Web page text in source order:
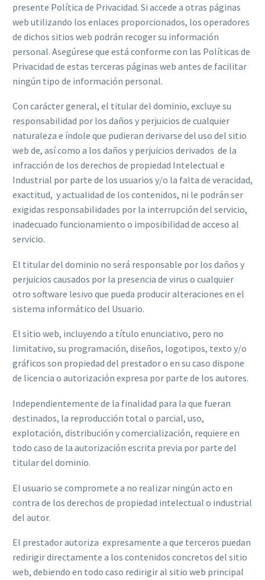
presente Política de Privacidad. Si accede a otras páginas
web utilizando los enlaces proporcionados, los operadores
de dichos sitios web podrán recoger su información
personal. Asegúrese que está conforme con las Políticas de
Privacidad de estas terceras páginas web antes de facilitar
ningún tipo de información personal.
Con carácter general, el titular del dominio, excluye su
responsabilidad por los daños y perjuicios de cualquier
naturaleza e índole que pudieran derivarse del uso del sitio
web de, así como a los daños y perjuicios derivados de la
infracción de los derechos de propiedad Intelectual e
Industrial por parte de los usuarios y/o la falta de veracidad,
exactitud, y actualidad de los contenidos, ni le podrán ser
exigidas responsabilidades por la interrupción del servicio,
inadecuado funcionamiento o imposibilidad de acceso al
servicio.
El titular del dominio no será responsable por los daños y
perjuicios causados por la presencia de virus o cualquier
otro software lesivo que pueda producir alteraciones en el
sistema informático del Usuario.
El sitio web, incluyendo a título enunciativo, pero no
limitativo, su programación, diseños, logotipos, texto y/o
gráficos son propiedad del prestador o en su caso dispone
de licencia o autorización expresa por parte de los autores.
Independientemente de la finalidad para la que fueran
destinados, la reproducción total o parcial, uso,
explotación, distribución y comercialización, requiere en
todo caso de la autorización escrita previa por parte del
titular del dominio.
El usuario se compromete a no realizar ningún acto en
contra de los derechos de propiedad intelectual o industrial
del autor.
El prestador autoriza expresamente a que terceros puedan
redirigir directamente a los contenidos concretos del sitio
web, debiendo en todo caso redirigir al sitio web principal